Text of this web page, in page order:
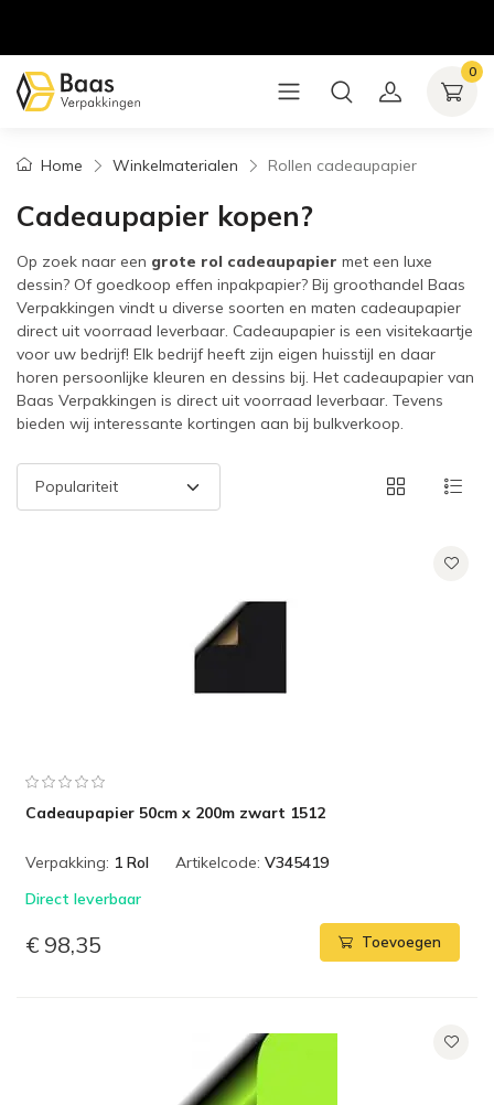
0
Home Winkelmaterialen Rollen cadeaupapier
Cadeaupapier kopen?
Op zoek naar een grote rol cadeaupapier met een luxe
dessin? Of goedkoop effen inpakpapier? Bij groothandel Baas
Verpakkingen vindt u diverse soorten en maten cadeaupapier
direct uit voorraad leverbaar. Cadeaupapier is een visitekaartje
voor uw bedrijf! Elk bedrijf heeft zijn eigen huisstijl en daar
horen persoonlijke kleuren en dessins bij. Het cadeaupapier van
Baas Verpakkingen is direct uit voorraad leverbaar. Tevens
bieden wij interessante kortingen aan bij bulkverkoop.
Cadeaupapier 50cm x 200m zwart 1512
Verpakking: 1 Rol Artikelcode: V345419
Direct leverbaar
€ 98,35 Toevoegen